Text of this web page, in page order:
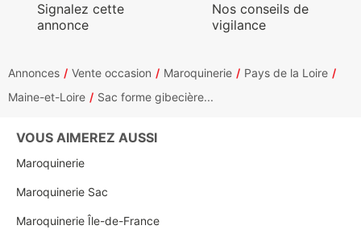
Signalez cette
annonce
Nos conseils de
vigilance
Annonces Vente occasion Maroquinerie
Pays de la Loire
Maine-et-Loire
Sac forme gibecière...
VOUS AIMEREZ AUSSI
Maroquinerie
Maroquinerie Sac
Maroquinerie Île-de-France